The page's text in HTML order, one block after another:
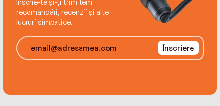
Înscrie-te și-ți trimitem
recomandări, recenzii și alte
lucruri simpatice.
Înscriere